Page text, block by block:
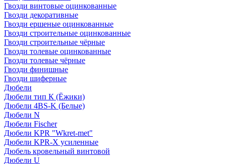
Гвозди винтовые оцинкованные
Гвозди декоративные
Гвозди ершеные оцинкованные
Гвозди строительные оцинкованные
Гвозди строительные чёрные
Гвозди толевые оцинкованные
Гвозди толевые чёрные
Гвозди финишные
Гвозди шиферные
Дюбели
Дюбели тип К (Ёжики)
Дюбели 4BS-K (Белые)
Дюбели N
Дюбели Fischer
Дюбели KPR "Wkret-met"
Дюбели KPR-Х усиленные
Дюбель кровельный винтовой
Дюбели U